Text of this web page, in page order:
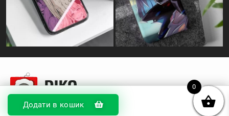
Додати в кошик
0